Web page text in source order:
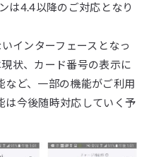
は4.4以降のご対応となり
インターフェースとなっ
状、カード番号の表示に
など、一部の機能がご利用
は今後随時対応していく予